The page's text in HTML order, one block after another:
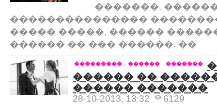
�������,
���������������
����� �����, ������
������ �� ��� ������. ��
��������� ������ �������
������ ��
������ �������
28-10-2013, 13:32
6129